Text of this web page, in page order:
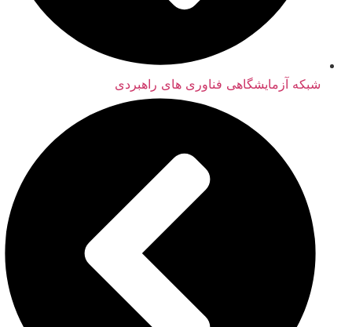
شبکه آزمایشگاهی فناوری های راهبردی